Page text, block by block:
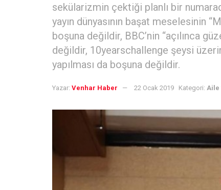
sekülarizmin çektiği planlı bir
yayın dünyasının başat meselesinin
boşuna değildir, BBC’nin “açılınca
değildir, 10yearschallenge şeysi
yapılması da boşuna değildir.
Yazar: Venhar Haber 22 Ocak 2019 Kategori: Aile